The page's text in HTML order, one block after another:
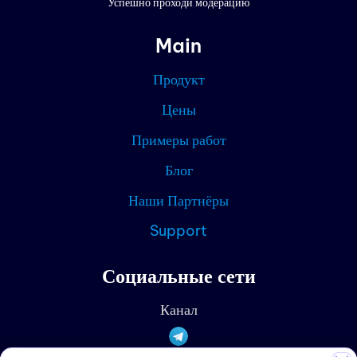
Main
Продукт
Цены
Примеры работ
Блог
Наши Партнёры
Support
Социальные сети
Канал